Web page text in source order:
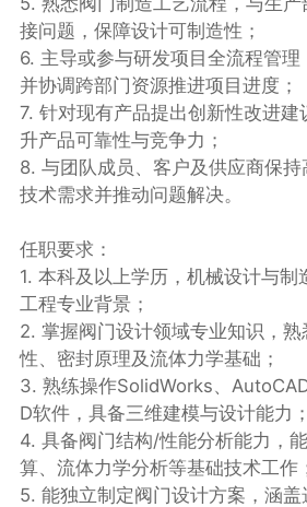
接问题，保障设计可制造性；
6. 主导或参与研发项目全流程管
并协调跨部门资源推进项目进度；
7. 针对现有产品提出创新性改进建
升产品可靠性与竞争力；
8. 与团队成员、客户及供应商保
技术需求并推动问题解决。
任职要求：
1. 本科及以上学历，机械设计与制
工程专业背景；
2. 掌握阀门设计领域专业知识，
性、密封原理及流体力学基础；
3. 熟练操作SolidWorks、
D软件，具备三维建模与设计能力；
4. 具备阀门结构/性能分析能力，
算、流体力学分析等基础技术工作
5. 能独立制定阀门设计方案，涵